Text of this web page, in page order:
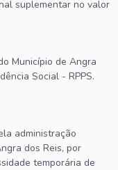
suplementar no valor
Município de Angra
Social - RPPS.
administração
dos Reis, por
temporária de